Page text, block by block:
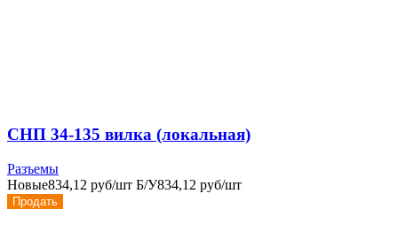
СНП 34-135 вилка (локальная)
Разъемы
Новые834,12 руб/шт Б/У834,12 руб/шт
Продать